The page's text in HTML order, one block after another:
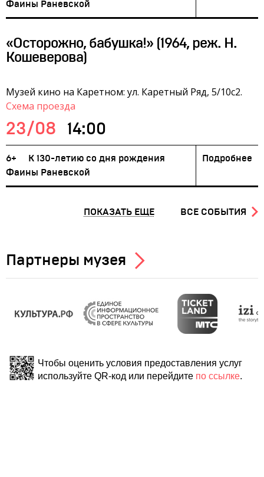
Фаины Раневской
«Осторожно, бабушка!» (1964, реж. Н.
Кошеверова)
Музей кино на Каретном: ул. Каретный Ряд, 5/10с2.
Схема проезда
23/08 14:00
6+
К 130-летию со дня рождения
Фаины Раневской
Подробнее
ПОКАЗАТЬ ЕЩЕ ВСЕ СОБЫТИЯ
Партнеры музея
Чтобы оценить условия предоставления услуг
используйте QR-код или перейдите по ссылке.